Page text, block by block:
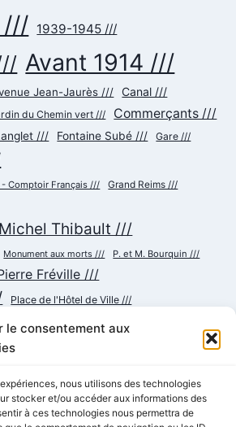
le consentement aux
nous utilisons des technologies
stocker et/ou accéder aux informations des
à ces technologies nous permettra de
/// 1939-1945 ///
Avant 1914 ///
Jean-Jaurès /// Canal ///
du Chemin vert /// Commerçants ///
/// Fontaine Subé /// Gare ///
Comptoir Français /// Grand Reims ///
Thibault ///
Monument aux morts /// P. et M. Bourquin ///
Fréville ///
Place de l'Hôtel de Ville ///
Place du Cardinal Luçon ///
///
/// Rue Chanzy /// Rue Colbert ///
/// Rue de Mars /// Rue de Talleyrand ///